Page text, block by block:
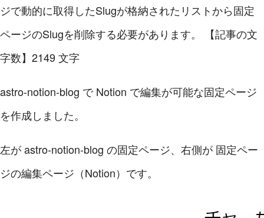
ジで動的に取得したSlugが格納されたリストから固定
ページのSlugを削除する必要があります。
【記事の文
字数】2149 文字
astro-notion-blog で Notion で編集が可能な固定ページ
を作成しました。
左が astro-notion-blog の固定ページ、右側が 固定ペー
ジの編集ページ（Notion）です。